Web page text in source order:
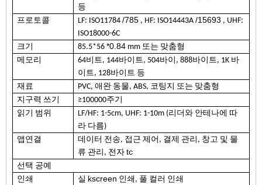
등
프로토콜 LF: ISO11784 /785 , HF: ISO14443A /15693 , UHF:
ISO18000-6C
크기
85.5*56 *0.84 mm 또는 맞춤형
메모리
64비트, 144바이트, 504바이, 888바이트, 1K 바
이트, 128바이트 등
재료
PVC, 애완 동물, ABS, 코팅지 또는 맞춤형
지구력 쓰기
≥100000주기
읽기 범위
LF/HF: 1-5cm, UHF: 1-10m (리더와 안테나에 따
라 다름)
앱 연결
데이터 전송, 접근 제어, 결제 관리, 창고 및 물
류 관리, 전자 tc
선택 공예
인쇄
실 kscreen 인쇄, 풀 컬러 인쇄